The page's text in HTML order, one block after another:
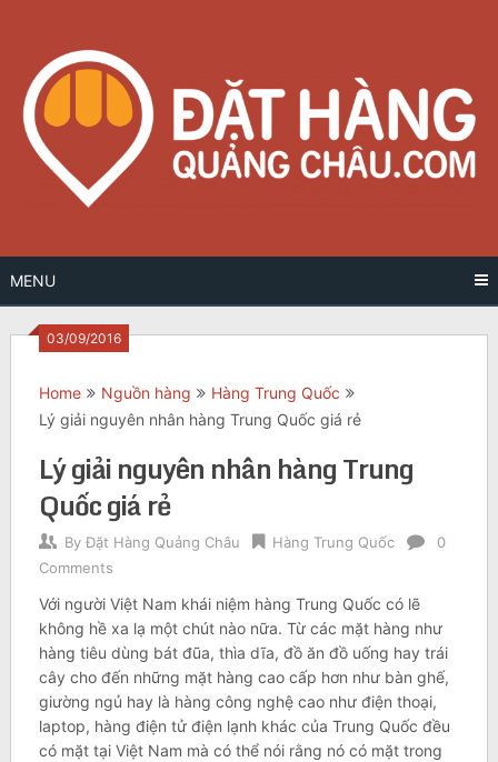
content
MENU
03/09/2016
Home Nguồn hàng
Hàng Trung Quốc
Lý giải nguyên nhân hàng Trung Quốc giá rẻ
Lý giải nguyên nhân hàng Trung
Quốc giá rẻ
By Đặt Hàng Quảng Châu Hàng Trung Quốc
0
Comments
Với người Việt Nam khái niệm hàng Trung Quốc có lẽ
không hề xa lạ một chút nào nữa. Từ các mặt hàng như
hàng tiêu dùng bát đũa, thìa dĩa, đồ ăn đồ uống hay trái
cây cho đến những mặt hàng cao cấp hơn như bàn ghế,
giường ngủ hay là hàng công nghệ cao như điện thoại,
laptop, hàng điện tử điện lạnh khác của Trung Quốc đều
có mặt tại Việt Nam mà có thể nói rằng nó có mặt trong